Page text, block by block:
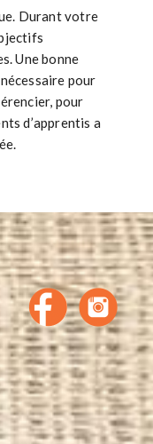
Durant votre
Une bonne
pour
pour
d’apprentis a